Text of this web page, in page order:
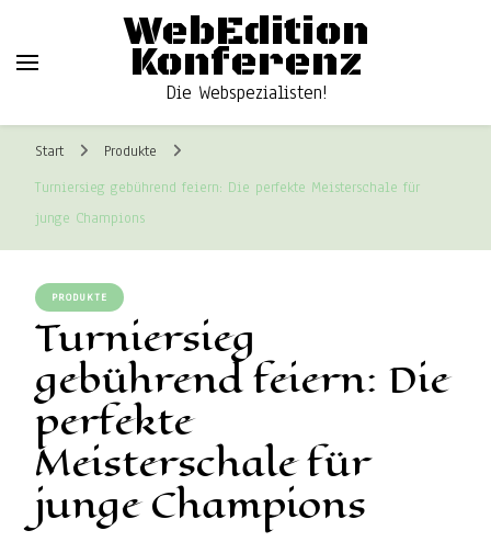
WebEdition
Konferenz
Die Webspezialisten!
Start
Produkte
Turniersieg gebührend feiern: Die perfekte Meisterschale für
junge Champions
PRODUKTE
Turniersieg
gebührend feiern: Die
perfekte
Meisterschale für
junge Champions